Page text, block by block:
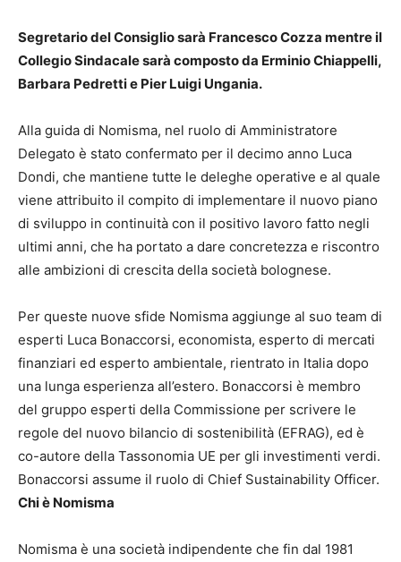
Segretario del Consiglio sarà Francesco Cozza mentre il
Collegio Sindacale sarà composto da Erminio Chiappelli,
Barbara Pedretti e Pier Luigi Ungania.
Alla guida di Nomisma, nel ruolo di Amministratore
Delegato è stato confermato per il decimo anno Luca
Dondi, che mantiene tutte le deleghe operative e al quale
viene attribuito il compito di implementare il nuovo piano
di sviluppo in continuità con il positivo lavoro fatto negli
ultimi anni, che ha portato a dare concretezza e riscontro
alle ambizioni di crescita della società bolognese.
Per queste nuove sfide Nomisma aggiunge al suo team di
esperti Luca Bonaccorsi, economista, esperto di mercati
finanziari ed esperto ambientale, rientrato in Italia dopo
una lunga esperienza all’estero. Bonaccorsi è membro
del gruppo esperti della Commissione per scrivere le
regole del nuovo bilancio di sostenibilità (EFRAG), ed è
co-autore della Tassonomia UE per gli investimenti verdi.
Bonaccorsi assume il ruolo di Chief Sustainability Officer.
Chi è Nomisma
Nomisma è una società indipendente che fin dal 1981